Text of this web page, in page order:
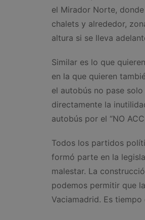
el Mirador Norte,
chalets y alrededor,
altura si se lleva
Similar es lo que
en la que quieren
el autobús no pase
directamente la
autobús por el “NO
Todos los partidos
formó parte en la
malestar. La
podemos permitir que
Vaciamadrid. Es